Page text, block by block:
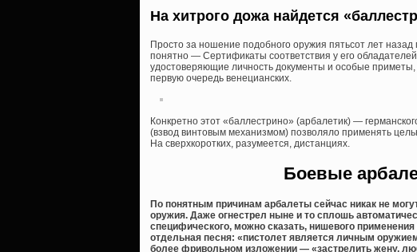
На хитрого дожа найдется
Просто за ношение подобного оружия пятьсот лет
понятно — Сертификаты соответствия у его
удостоверяющие личность документы и особые приметы,
первую очередь венецианских.
Конкретно этот «баллестрино» (арбалетик) —
(взвод винтовым механизмом) позволяло применять
На сверхкоротких, разумеется, дистанциях.
Боевые
По понятным причинам арбалеты сейчас никак не
оружия. Даже огнестрел ныне и то сплошь
специфического, можно сказать, нишевого
отдельная песня: «пистолет является личным
более фривольном изложении — «застрелить жену,